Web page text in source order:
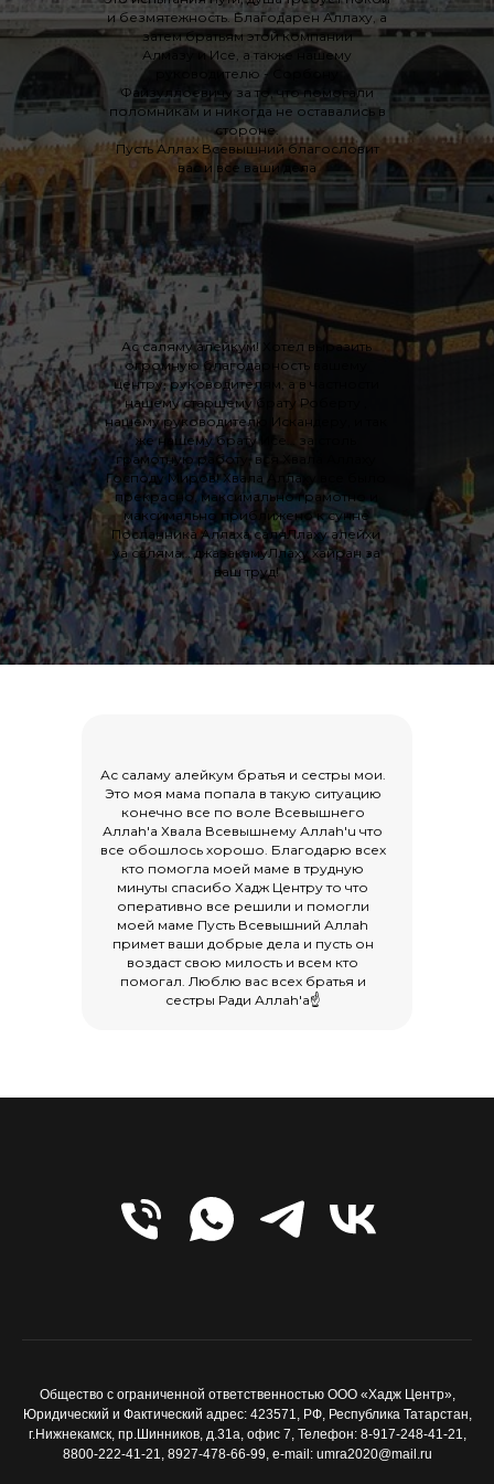
и безмятежность. Благодарен Аллаху, а
затем братьям этой компании
Алмазу и Исе, а также нашему
руководителю - Сорбону
Файзуллоевичу за то, что помогали
поломникам и никогда не оставались в
стороне.
Пусть Аллах Всевышний благословит
вас и все ваши дела
Ас саляму алейкум! Хотел выразить
огромную благодарность вашему
центру, руководителям, а в частности
нашему старшему брату Роберту ,
нашему руководителю Искандеру, и так
же нашему брату Исе… за столь
грамотную работу, вся Хвала Аллаху
Господу Миров! Хвала Аллаху все было
прекрасно, максимально грамотно и
максимально приближено к сунне
Посланника Аллаха саляЛлаху алейхи
уа саляма… джазакамуЛлаху хайран за
ваш труд!
Ас саламу алейкум братья и сестры мои.
Это моя мама попала в такую ситуацию
конечно все по воле Всевышнего
Аллаh'a Хвала Всевышнему Аллаh'u что
все обошлось хорошо. Благодарю всех
кто помогла моей маме в трудную
минуты спасибо Хадж Центру то что
оперативно все решили и помогли
моей маме Пусть Всевышний Аллаh
примет ваши добрые дела и пусть он
воздаст свою милость и всем кто
помогал. Люблю вас всех братья и
сестры Ради Аллаh'a☝️
Общество с ограниченной ответственностью ООО «Хадж Центр»,
Юридический и Фактический адрес: 423571, РФ, Республика Татарстан,
г.Нижнекамск, пр.Шинников, д.31а, офис 7, Телефон: 8-917-248-41-21,
8800-222-41-21, 8927-478-66-99, e-mail: umra2020@mail.ru